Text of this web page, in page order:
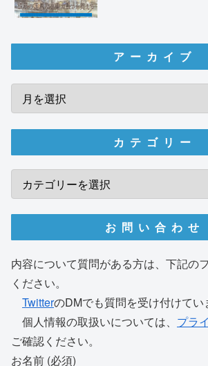
アーカイブ
カテゴリー
お問い合わせ
内容について質問がある方は、下記の
ください。
TwitterのDMでも質問を受け付けてい
個人情報の取扱いについては、 プラ
ご確認ください。
お名前 (必須)